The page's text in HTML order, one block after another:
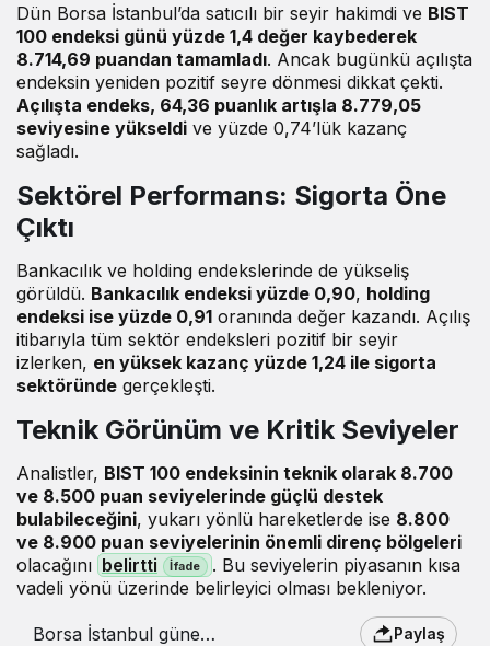
Dün Borsa İstanbul’da satıcılı bir seyir hakimdi ve BIST
100 endeksi günü yüzde 1,4 değer kaybederek
8.714,69 puandan tamamladı. Ancak bugünkü açılışta
endeksin yeniden pozitif seyre dönmesi dikkat çekti.
Açılışta endeks, 64,36 puanlık artışla 8.779,05
seviyesine yükseldi ve yüzde 0,74’lük kazanç
sağladı.
Sektörel Performans: Sigorta Öne
Çıktı
Bankacılık ve holding endekslerinde de yükseliş
görüldü. Bankacılık endeksi yüzde 0,90, holding
endeksi ise yüzde 0,91 oranında değer kazandı. Açılış
itibarıyla tüm sektör endeksleri pozitif bir seyir
izlerken, en yüksek kazanç yüzde 1,24 ile sigorta
sektöründe gerçekleşti.
Teknik Görünüm ve Kritik Seviyeler
Analistler, BIST 100 endeksinin teknik olarak 8.700
ve 8.500 puan seviyelerinde güçlü destek
bulabileceğini, yukarı yönlü hareketlerde ise 8.800
ve 8.900 puan seviyelerinin önemli direnç bölgeleri
olacağını belirtti
. Bu seviyelerin piyasanın kısa
vadeli yönü üzerinde belirleyici olması bekleniyor.
Borsa İstanbul güne
Paylaş